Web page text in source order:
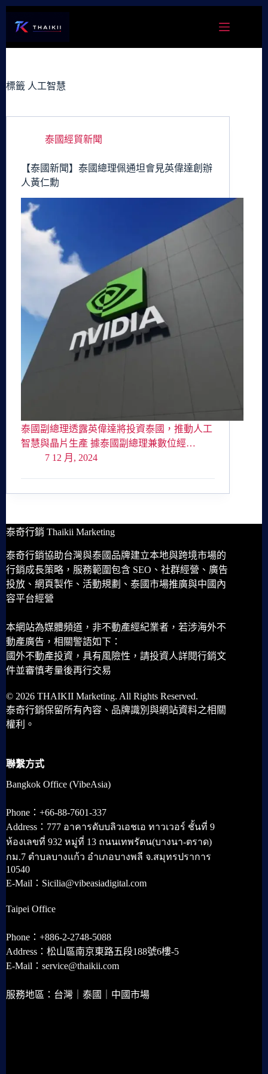
容
標籤 人工智慧
泰國經貿新聞
【泰國新聞】泰國總理佩通坦會見英偉達創辦
人黃仁勳
泰國副總理透露英偉達將投資泰國，推動人工
智慧與晶片生產 據泰國副總理兼數位經…
7 12 月, 2024
泰奇行銷 Thaikii Marketing
泰奇行銷協助台灣與泰國品牌建立本地與跨境市場的
行銷成長策略，服務範圍包含 SEO、社群經營、廣告
投放、網頁製作、活動規劃、泰國市場推廣與中國內
容平台經營
本網站為媒體頻道，非不動產經紀業者，若涉海外不
動產廣告，相關警語如下：
國外不動產投資，具有風險性，請投資人詳閱行銷文
件並審慎考量後再行交易
© 2026 THAIKII Marketing. All Rights Reserved.
泰奇行銷保留所有內容、品牌識別與網站資料之相關
權利。
聯繫方式
Bangkok Office (VibeAsia)
Phone：+66-88-7601-337
Address：777 อาคารดับบลิวเอชเอ ทาวเวอร์ ชั้นที่ 9
ห้องเลขที่ 932 หมู่ที่ 13 ถนนเทพรัตน(บางนา-ตราด)
กม.7 ตำบลบางแก้ว อำเภอบางพลี จ.สมุทรปราการ
10540
E-Mail：Sicilia@vibeasiadigital.com
Taipei Office
Phone：+886-2-2748-5088
Address：松山區南京東路五段188號6樓-5
E-Mail：service@thaikii.com
服務地區：台灣｜泰國｜中國市場